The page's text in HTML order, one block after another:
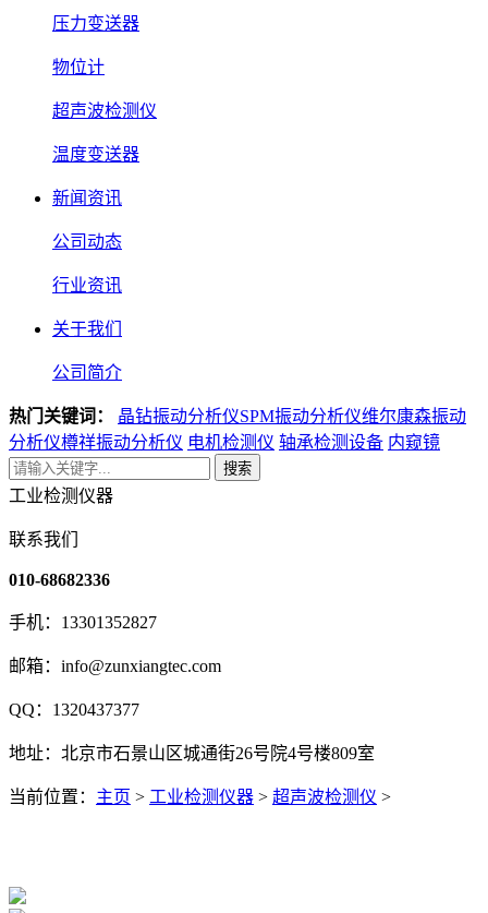
压力变送器
物位计
超声波检测仪
温度变送器
新闻资讯
公司动态
行业资讯
关于我们
公司简介
热门关键词： 晶钻振动分析仪SPM振动分析仪维尔康森振动
分析仪樽祥振动分析仪 电机检测仪 轴承检测设备 内窥镜
搜索
工业检测仪器
联系我们
010-68682336
手机：13301352827
邮箱：info@zunxiangtec.com
QQ：1320437377
地址：北京市石景山区城通街26号院4号楼809室
当前位置： 主页 > 工业检测仪器 > 超声波检测仪 >